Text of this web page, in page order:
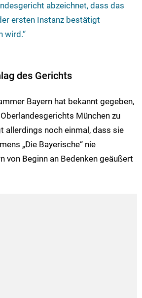
abzeichnet, dass das
ersten Instanz bestätigt
wird.“
des Gerichts
Bayern hat bekannt gegeben,
München zu
allerdings noch einmal, dass sie
„Die Bayerische“ nie
von Beginn an Bedenken geäußert